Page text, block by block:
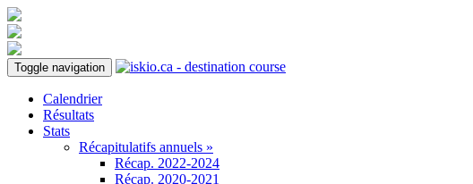
Toggle navigation
Calendrier
Résultats
Stats
Récapitulatifs annuels »
Récap. 2022-2024
Récap. 2020-2021